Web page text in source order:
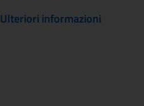
Ulteriori informazioni